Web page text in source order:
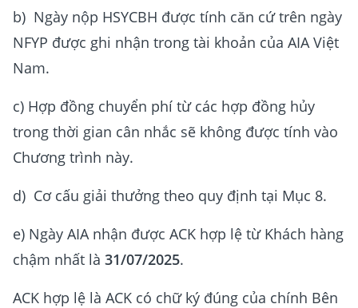
b) Ngày nộp HSYCBH được tính căn cứ trên ngày
NFYP được ghi nhận trong tài khoản của AIA Việt
Nam.
c) Hợp đồng chuyển phí từ các hợp đồng hủy
trong thời gian cân nhắc sẽ không được tính vào
Chương trình này.
d) Cơ cấu giải thưởng theo quy định tại Mục 8.
e) Ngày AIA nhận được ACK hợp lệ từ Khách hàng
chậm nhất là 31/07/2025.
ACK hợp lệ là ACK có chữ ký đúng của chính Bên